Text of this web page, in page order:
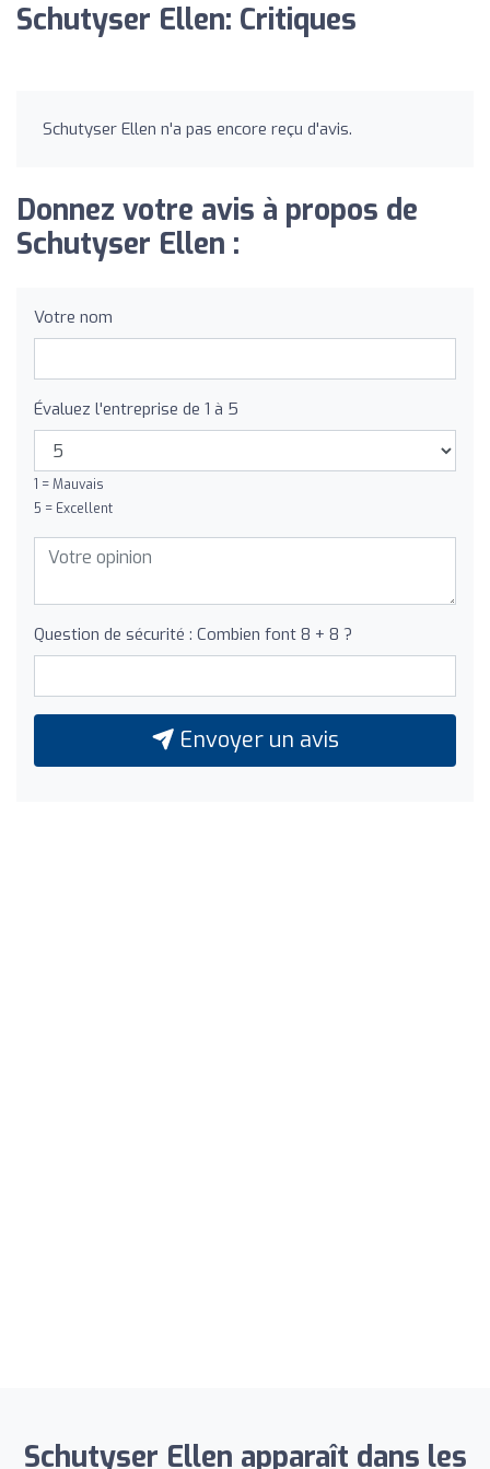
Schutyser Ellen: Critiques
Schutyser Ellen n'a pas encore reçu d'avis.
Donnez votre avis à propos de
Schutyser Ellen :
Votre nom
Évaluez l'entreprise de 1 à 5
1 = Mauvais
5 = Excellent
Question de sécurité : Combien font 8 + 8 ?
Envoyer un avis
Schutyser Ellen apparaît dans les